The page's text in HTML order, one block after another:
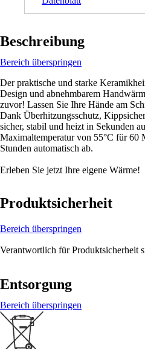
Beschreibung
Bereich überspringen
Der praktische und starke
Design und abnehmbarem
zuvor! Lassen Sie Ihre Hände am
Dank Überhitzungsschutz,
sicher, stabil und heizt in Sekunden
Maximaltemperatur von 55°C für 60
Stunden automatisch ab.
Erleben Sie jetzt Ihre eigene Wärme!
Produktsicherheit
Bereich überspringen
Verantwortlich für Produktsicherheit
Entsorgung
Bereich überspringen